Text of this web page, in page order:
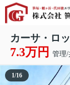
カーサ・ロ
7.3万円 管理/
1/16